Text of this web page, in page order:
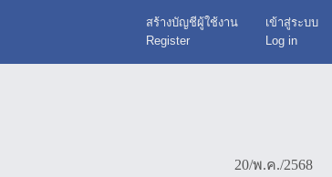
สร้างบัญชีผู้ใช้งาน
Register
เข้าสู่ระบบ
Log in
20/พ.ค./2568